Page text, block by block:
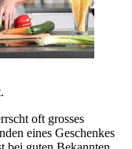
oft grosses
eines Geschenkes